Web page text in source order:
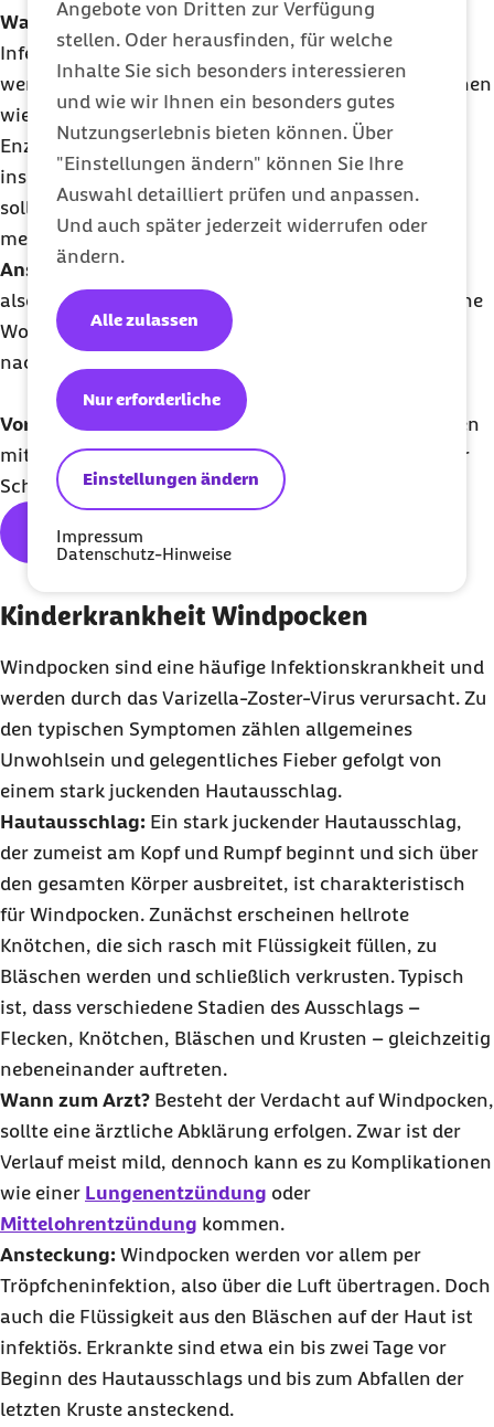
Angebote von Dritten zur Verfügung
stellen. Oder herausfinden, für welche
Inhalte Sie sich besonders interessieren
und wie wir Ihnen ein besonders gutes
Nutzungserlebnis bieten können. Über
"Einstellungen ändern" können Sie Ihre
Auswahl detailliert prüfen und anpassen.
Und auch später jederzeit widerrufen oder
ändern.
Einstellungen ändern
Nur erforderliche
Alle zulassen
Impressum
Datenschutz-Hinweise
Wann zum Arzt?Besteht der Verdacht auf eine
Infektion mit Röteln, sollte dies ärztlich abgeklärt
werden. Denn die Erkrankung kann mit Komplikationen
wie einerMyokarditis(Herzmuskelentzündung) oder
Enzephalitis (Gehirnentzündung) einhergehen und
insbesondere für Schwangere gefährlich sein. Sie
sollten daher den Kontakt zu infizierten Personen
meiden.
Ansteckung:Röteln werden per Tröpfcheninfektion,
also über die Luft übertragen. Erkrankte sind etwa eine
Woche vor Symptombeginn und bis zu einer Woche
nach Beginn des Hautausschlags ansteckend.
Vorbeugung:
Vor Röteln schützt eine Impfung. Frauen
mit
Kinderwunschsollten ihren Impfschutz vor einer
Schwangerschaft überprüfen lassen.
Mehr über Röteln
Kinderkrankheit Windpocken
Windpocken sind eine häufige Infektionskrankheit und
werden durch das Varizella-Zoster-Virus verursacht. Zu
den typischen Symptomen zählen allgemeines
Unwohlsein und gelegentliches Fieber gefolgt von
einem stark juckenden Hautausschlag.
Hautausschlag: Ein stark juckender Hautausschlag,
der zumeist am Kopf und Rumpf beginnt und sich über
den gesamten Körper ausbreitet, ist charakteristisch
für Windpocken. Zunächst erscheinen hellrote
Knötchen, die sich rasch mit Flüssigkeit füllen, zu
Bläschen werden und schließlich verkrusten. Typisch
ist, dass verschiedene Stadien des Ausschlags –
Flecken, Knötchen, Bläschen und Krusten – gleichzeitig
nebeneinander auftreten.
Wann zum Arzt? Besteht der Verdacht auf Windpocken,
sollte eine ärztliche Abklärung erfolgen. Zwar ist der
Verlauf meist mild, dennoch kann es zu Komplikationen
wie einer Lungenentzündung oder
Mittelohrentzündung kommen.
Ansteckung: Windpocken werden vor allem per
Tröpfcheninfektion, also über die Luft übertragen. Doch
auch die Flüssigkeit aus den Bläschen auf der Haut ist
infektiös. Erkrankte sind etwa ein bis zwei Tage vor
Beginn des Hautausschlags und bis zum Abfallen der
letzten Kruste ansteckend.